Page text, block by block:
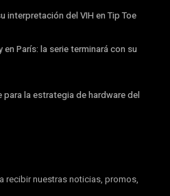
interpretación del VIH en Tip Toe
París: la serie terminará con su
la estrategia de hardware del
recibir nuestras noticias, promos,